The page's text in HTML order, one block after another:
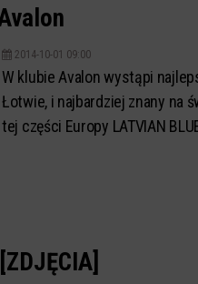
2014-10-01 09:00
W klubie Avalon wystąpi
Łotwie, i najbardziej znany na
tej części Europy LATVIAN